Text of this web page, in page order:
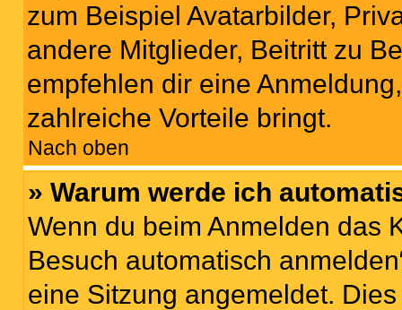
zum Beispiel Avatarbilder,
andere Mitglieder, Beitritt zu
empfehlen dir eine
zahlreiche Vorteile bringt.
Nach oben
» Warum werde ich
Wenn du beim Anmelden das
Besuch automatisch
eine Sitzung angemeldet.